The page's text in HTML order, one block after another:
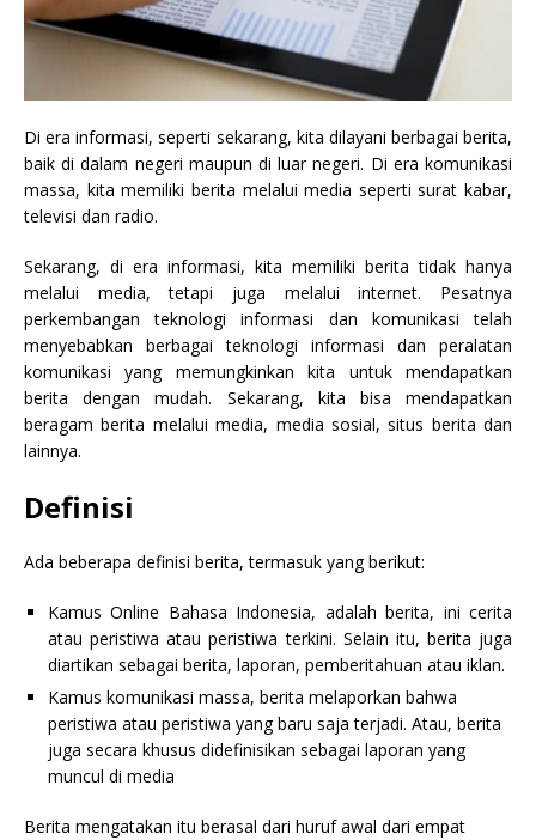
Di era informasi, seperti sekarang, kita dilayani berbagai berita,
baik di dalam negeri maupun di luar negeri. Di era komunikasi
massa, kita memiliki berita melalui media seperti surat kabar,
televisi dan radio.
Sekarang, di era informasi, kita memiliki berita tidak hanya
melalui media, tetapi juga melalui internet. Pesatnya
perkembangan teknologi informasi dan komunikasi telah
menyebabkan berbagai teknologi informasi dan peralatan
komunikasi yang memungkinkan kita untuk mendapatkan
berita dengan mudah. Sekarang, kita bisa mendapatkan
beragam berita melalui media, media sosial, situs berita dan
lainnya.
Definisi
Ada beberapa definisi berita, termasuk yang berikut:
Kamus Online Bahasa Indonesia, adalah berita, ini cerita
atau peristiwa atau peristiwa terkini. Selain itu, berita juga
diartikan sebagai berita, laporan, pemberitahuan atau iklan.
Kamus komunikasi massa, berita melaporkan bahwa
peristiwa atau peristiwa yang baru saja terjadi. Atau, berita
juga secara khusus didefinisikan sebagai laporan yang
muncul di media
Berita mengatakan itu berasal dari huruf awal dari empat